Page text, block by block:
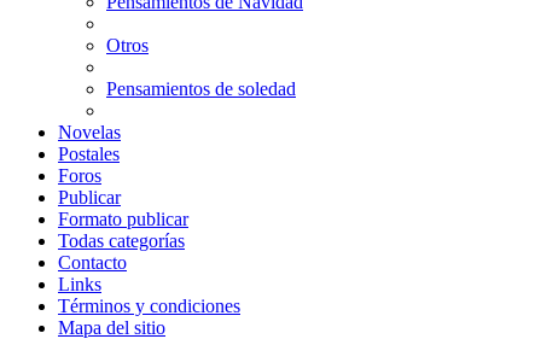
Otros
Pensamientos de soledad
Novelas
Postales
Foros
Publicar
Formato publicar
Todas categorías
Contacto
Links
Términos y condiciones
Mapa del sitio